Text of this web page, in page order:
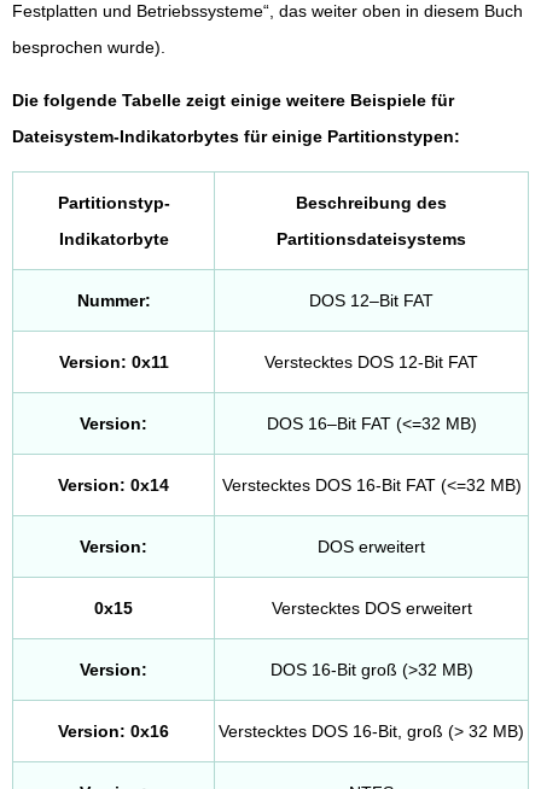
Festplatten und Betriebssysteme“, das weiter oben in diesem Buch
besprochen wurde).
Die folgende Tabelle zeigt einige weitere Beispiele für
Dateisystem-Indikatorbytes für einige Partitionstypen:
Partitionstyp-
Indikatorbyte
Beschreibung des
Partitionsdateisystems
Nummer: DOS 12–Bit FAT
Version: 0x11 Verstecktes DOS 12-Bit FAT
Version: DOS 16–Bit FAT (<=32 MB)
Version: 0x14 Verstecktes DOS 16-Bit FAT (<=32 MB)
Version: DOS erweitert
0x15 Verstecktes DOS erweitert
Version: DOS 16-Bit groß (>32 MB)
Version: 0x16 Verstecktes DOS 16-Bit, groß (> 32 MB)